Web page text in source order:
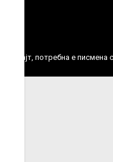
сајт, потребна е писмена